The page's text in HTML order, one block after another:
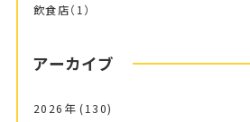
飲食店（1）
アーカイブ
2026年 (130)